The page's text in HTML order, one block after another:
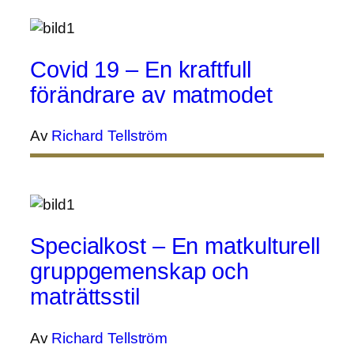
Covid 19 – En kraftfull
förändrare av matmodet
Av Richard Tellström
Specialkost – En matkulturell
gruppgemenskap och
maträttsstil
Av Richard Tellström